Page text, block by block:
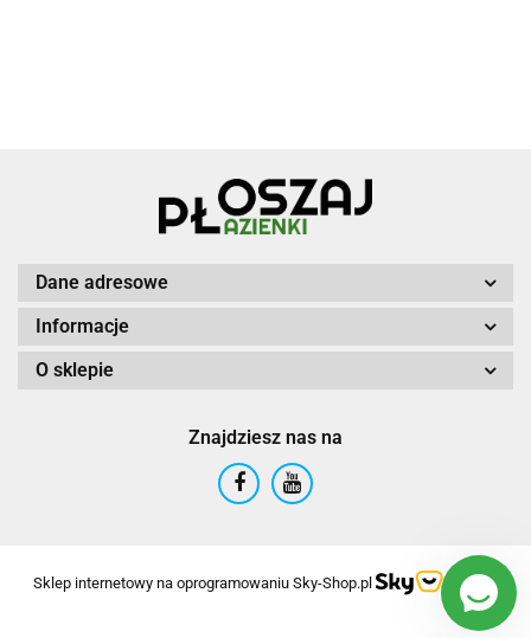
Dane adresowe
Informacje
O sklepie
Znajdziesz nas na
Sklep internetowy na oprogramowaniu Sky-Shop.pl